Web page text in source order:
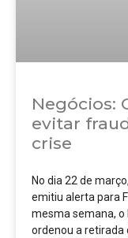
Negócios:
evitar
crise
No dia 22 de
emitiu alerta para
mesma semana,
ordenou a retirada